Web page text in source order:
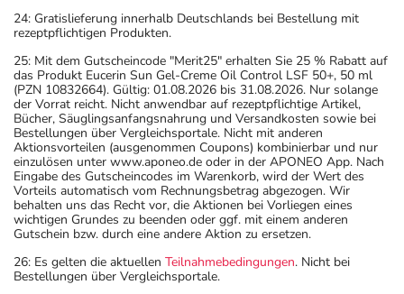
24: Gratislieferung innerhalb Deutschlands bei Bestellung mit
rezeptpflichtigen Produkten.
25: Mit dem Gutscheincode "Merit25" erhalten Sie 25 % Rabatt auf
das Produkt Eucerin Sun Gel-Creme Oil Control LSF 50+, 50 ml
(PZN 10832664). Gültig: 01.08.2026 bis 31.08.2026. Nur solange
der Vorrat reicht. Nicht anwendbar auf rezeptpflichtige Artikel,
Bücher, Säuglingsanfangsnahrung und Versandkosten sowie bei
Bestellungen über Vergleichsportale. Nicht mit anderen
Aktionsvorteilen (ausgenommen Coupons) kombinierbar und nur
einzulösen unter www.aponeo.de oder in der APONEO App. Nach
Eingabe des Gutscheincodes im Warenkorb, wird der Wert des
Vorteils automatisch vom Rechnungsbetrag abgezogen. Wir
behalten uns das Recht vor, die Aktionen bei Vorliegen eines
wichtigen Grundes zu beenden oder ggf. mit einem anderen
Gutschein bzw. durch eine andere Aktion zu ersetzen.
26: Es gelten die aktuellen Teilnahmebedingungen. Nicht bei
Bestellungen über Vergleichsportale.